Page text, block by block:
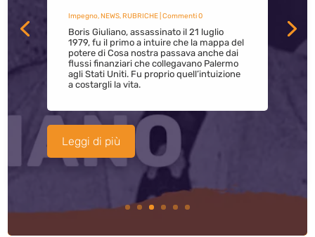
Impegno,NEWS,RUBRICHE| Commenti 0
Boris Giuliano, assassinato il 21 luglio
1979, fu il primo a intuire che la mappa del
potere di Cosa nostra passava anche dai
flussi finanziari che collegavano Palermo
agli Stati Uniti. Fu proprio quell’intuizione
a costargli la vita.
Leggi di più